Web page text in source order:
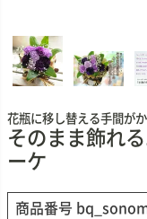
花瓶に移し替える手間が
そのまま飾れ
ーケ
商品番号